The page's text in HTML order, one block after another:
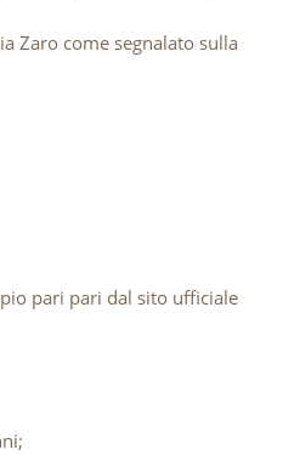
Zaro come segnalato sulla
pari pari dal sito ufficiale